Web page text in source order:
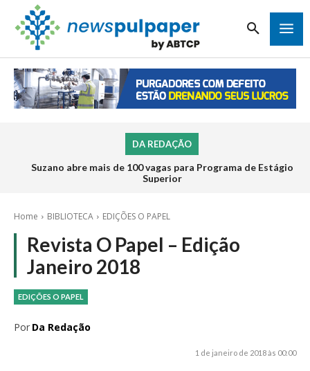
DA REDAÇÃO
Suzano abre mais de 100 vagas para Programa de Estágio
Superior
Home BIBLIOTECA EDIÇÕES O PAPEL
Revista O Papel – Edição
Janeiro 2018
EDIÇÕES O PAPEL
Por Da Redação
1 de janeiro de 2018 às 00:00